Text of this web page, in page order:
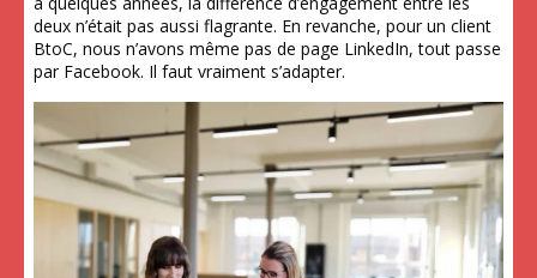
deux n’était pas aussi flagrante. En revanche, pour un client
BtoC, nous n’avons même pas de page LinkedIn, tout passe
par Facebook. Il faut vraiment s’adapter.